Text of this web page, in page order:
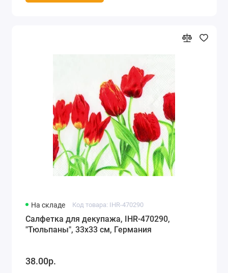
На складе Код товара: IHR-470290
Салфетка для декупажа, IHR-470290,
"Тюльпаны", 33х33 см, Германия
38.00р.